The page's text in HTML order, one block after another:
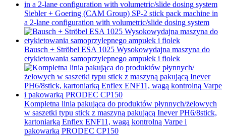
Siebler + Goering (CAM Group) SP-2 stick pack machine in
a 2-lane configuration with volumetric/slide dosing system
Bausch + Ströbel ESA 1025 Wysokowydajna maszyna do
etykietowania samoprzylepnego ampułek i fiolek
Kompletna linia pakująca do produktów płynnych/żelowych
w saszetki typu stick z maszyną pakującą Inever PH6/8stick,
kartoniarką Enflex ENF11, wagą kontrolną Varpe i
pakowarką PRODEC CP150